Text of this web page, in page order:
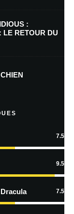
le navigateur pour
e-mail.
En savoir
:
LE RETOUR DU
7.5
9.5
7.5